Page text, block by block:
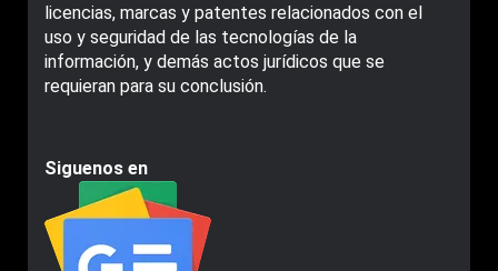
licencias, marcas y patentes relacionados con el
uso y seguridad de las tecnologías de la
información, y demás actos jurídicos que se
requieran para su conclusión.
Siguenos en